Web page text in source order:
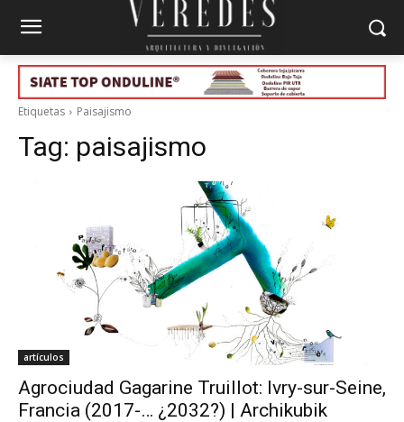
Etiquetas Paisajismo
Tag: paisajismo
artículos
Agrociudad Gagarine Truillot: Ivry-sur-Seine,
Francia (2017-… ¿2032?) | Archikubik